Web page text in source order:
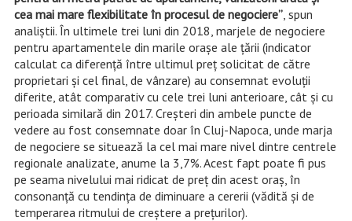
cea mai mare flexibilitate în procesul de negociere”, spun
analiştii. În ultimele trei luni din 2018, marjele de negociere
pentru apartamentele din marile orașe ale țării (indicator
calculat ca diferență între ultimul preț solicitat de către
proprietari și cel final, de vânzare) au consemnat evoluții
diferite, atât comparativ cu cele trei luni anterioare, cât și cu
perioada similară din 2017. Creșteri din ambele puncte de
vedere au fost consemnate doar în Cluj-Napoca, unde marja
de negociere se situează la cel mai mare nivel dintre centrele
regionale analizate, anume la 3,7%. Acest fapt poate fi pus
pe seama nivelului mai ridicat de preț din acest oraș, în
consonanță cu tendința de diminuare a cererii (vădită și de
temperarea ritmului de creștere a prețurilor).